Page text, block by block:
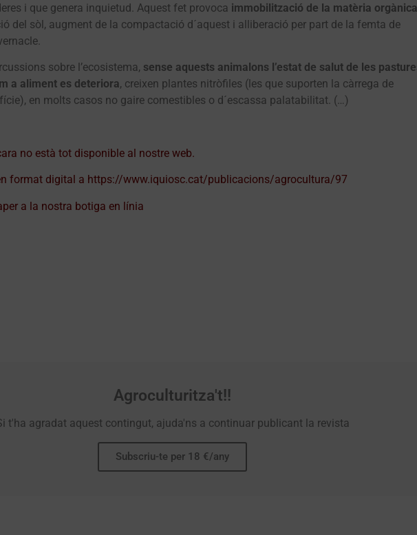
i que genera inquietud. Aquest fet provoca immobilització de la matèria orgànica
del sòl, augment de la compactació d´aquest i alliberació per part de la femta de
sobre l’ecosistema, sense aquests animalons l’estat de salut de les
a aliment es deteriora, creixen plantes nitròfiles (les que suporten la càrrega de
en molts casos no gaire comestibles o d´escassa palatabilitat. (…)
no està tot disponible al nostre web.
format digital a https://www.iquiosc.cat/publicacions/agrocultura/97
a la nostra botiga en línia
Agroculturitza't!!
t'ha agradat aquest contingut, ajuda'ns a continuar publicant la revista
Subscriu-te per 18 €/any